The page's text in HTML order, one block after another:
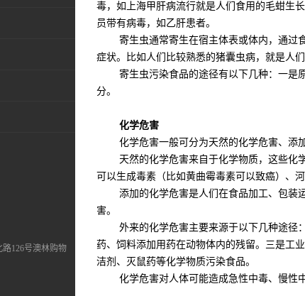
126号澳林购物
毒，如上海甲肝病流行就是人们食用的毛蚶生
员带有病毒，如乙肝患者。
寄生虫通常寄生在宿主体表或体内，通过食
症状。比如人们比较熟悉的猪囊虫病，就是人
寄生虫污染食品的途径有以下几种：一是原
分。
化学危害
化学危害一般可分为天然的化学危害、添加
天然的化学危害来自于化学物质，这些化学
可以生成毒素（比如黄曲霉毒素可以致癌）、
添加的化学危害是人们在食品加工、包装运
害。
外来的化学危害主要来源于以下几种途径：
药、饲料添加用药在动物体内的残留。三是工
洁剂、灭鼠药等化学物质污染食品。
化学危害对人体可能造成急性中毒、慢性中